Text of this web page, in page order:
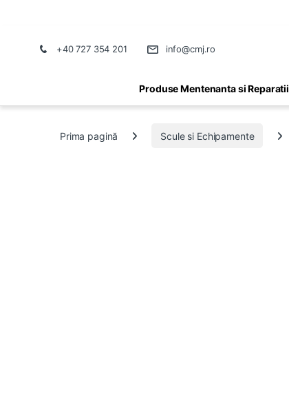
+40 727 354 201 info@cmj.ro
Produse Mentenanta si Reparatii
Prima pagină Scule si Echipamente